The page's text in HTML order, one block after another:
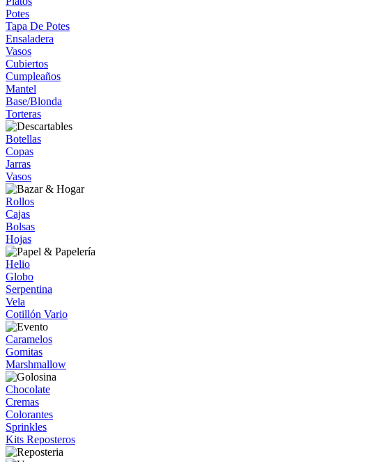
Potes
Tapa De Potes
Ensaladera
Vasos
Cubiertos
Cumpleaños
Mantel
Base/Blonda
Torteras
Botellas
Copas
Jarras
Vasos
Rollos
Cajas
Bolsas
Hojas
Helio
Globo
Serpentina
Vela
Cotillón Vario
Caramelos
Gomitas
Marshmallow
Chocolate
Cremas
Colorantes
Sprinkles
Kits Reposteros